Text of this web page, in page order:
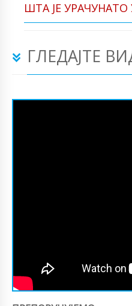
ШТА ЈЕ УРАЧУНАТО
ГЛЕДАЈТЕ